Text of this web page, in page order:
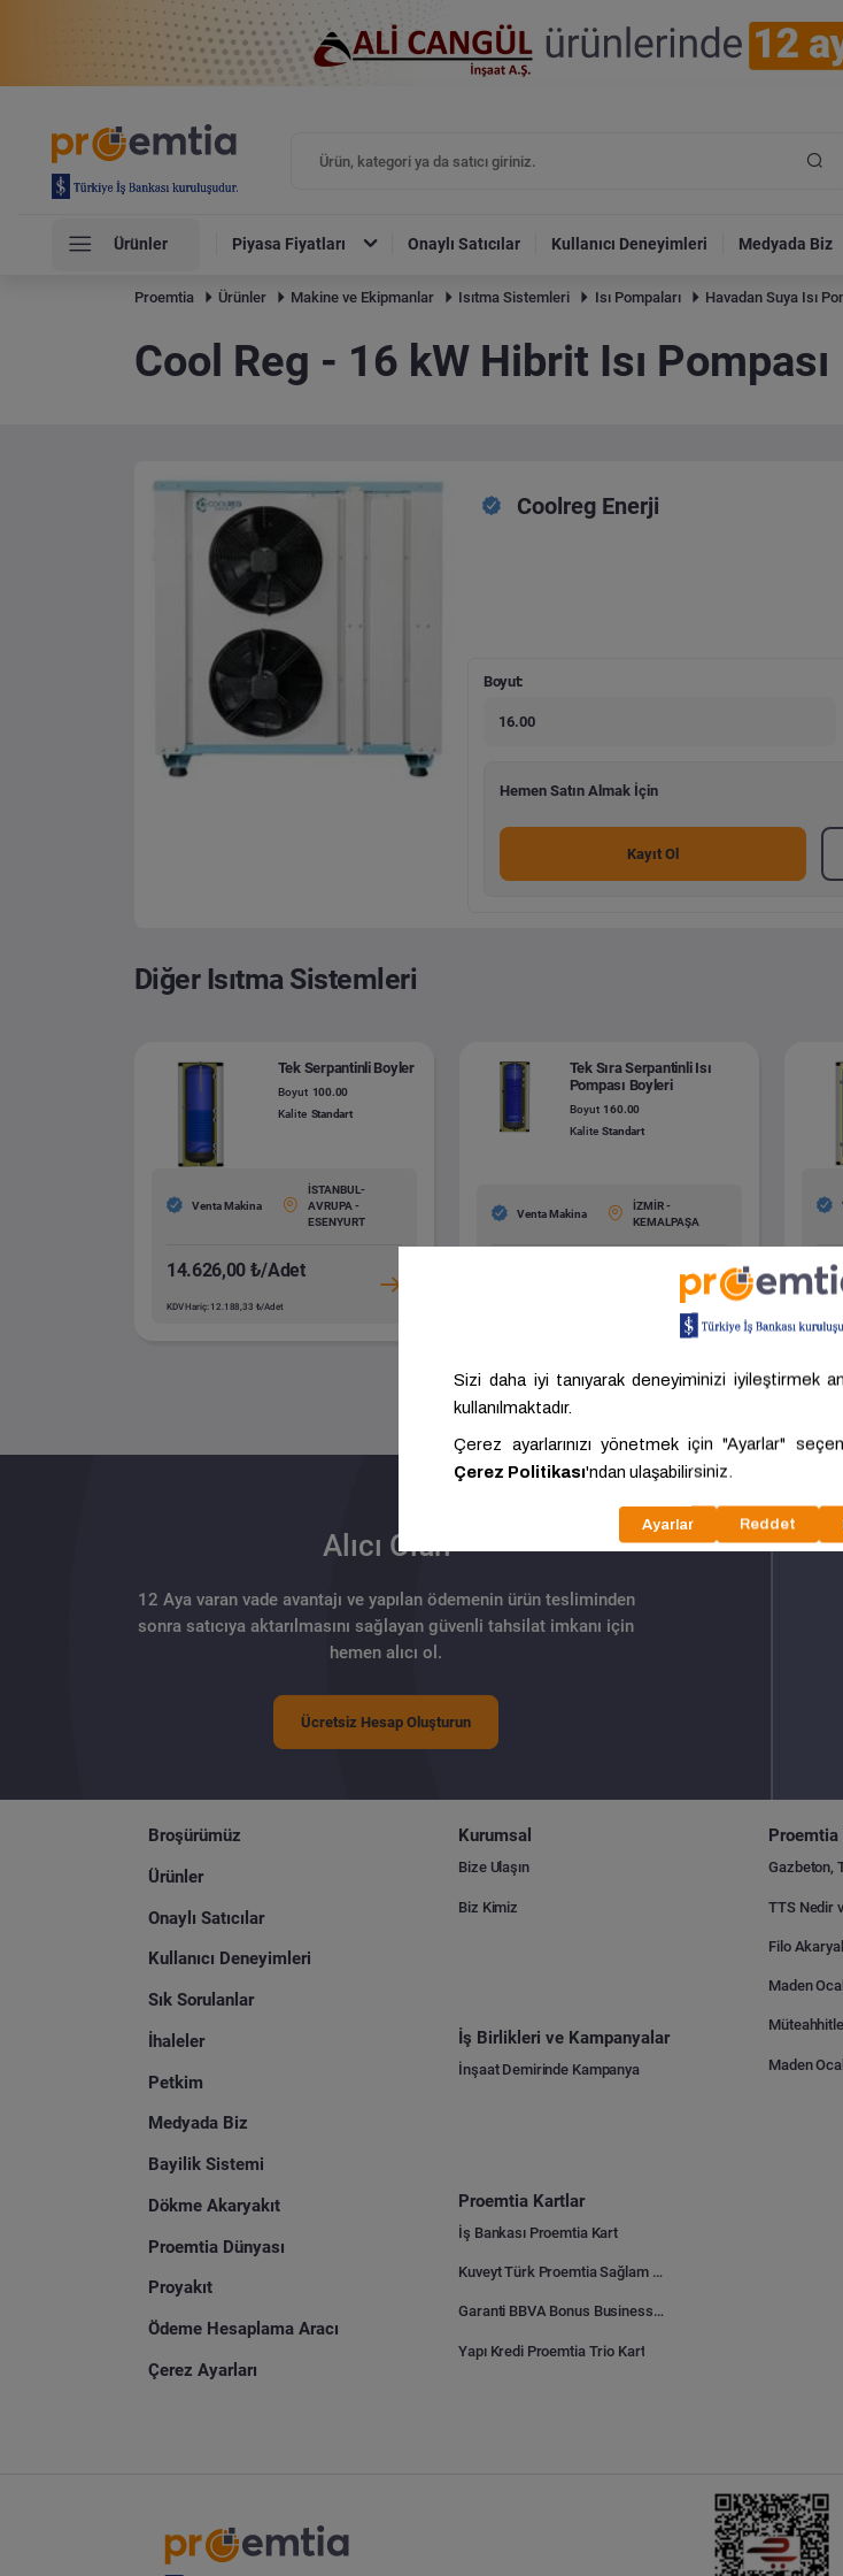
Ürünler Piyasa Fiyatları Onaylı Satıcılar Kullanıcı Deneyimleri Medyada Biz
Proemtia Ürünler Makine ve Ekipmanlar Isıtma Sistemleri Isı Pompaları Havadan Suya Isı
Cool Reg - 16 kW Hibrit Isı Pompası
Coolreg Enerji
Boyut:
16.00
Hemen Satın Almak İçin
Kayıt Ol
Diğer Isıtma Sistemleri
Tek Serpantinli Boyler
Boyut 100.00
Kalite Standart
Venta Makina
İSTANBUL-
AVRUPA -
ESENYURT
14.626,00 ₺/Adet
KDV Hariç: 12.188,33 ₺/Adet
Tek Sıra Serpantinli Isı
Pompası Boyleri
Boyut 160.00
Kalite Standart
Venta Makina
İZMİR -
KEMALPAŞA
Tümünü Gör
Alıcı Olun
12 Aya varan vade avantajı ve yapılan ödemenin ürün tesliminden
sonra satıcıya aktarılmasını sağlayan güvenli tahsilat imkanı için
hemen alıcı ol.
Ücretsiz Hesap Oluşturun
Broşürümüz
Ürünler
Onaylı Satıcılar
Kullanıcı Deneyimleri
Sık Sorulanlar
İhaleler
Petkim
Medyada Biz
Bayilik Sistemi
Dökme Akaryakıt
Proemtia Dünyası
Proyakıt
Ödeme Hesaplama Aracı
Çerez Ayarları
Kurumsal
Bize Ulaşın
Biz Kimiz
İş Birlikleri ve Kampanyalar
İnşaat Demirinde Kampanya
Proemtia Kartlar
İş Bankası Proemtia Kart
Kuveyt Türk Proemtia Sağlam Bayi Kart
Garanti BBVA Bonus Business Proemtia Bayi Kart
Yapı Kredi Proemtia Trio Kart
Proemtia
TTS Nedir
Filo